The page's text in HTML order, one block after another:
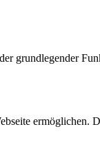
grundlegender
ermöglichen.